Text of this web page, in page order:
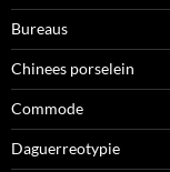
Bureaus
Chinees porselein
Commode
Daguerreotypie